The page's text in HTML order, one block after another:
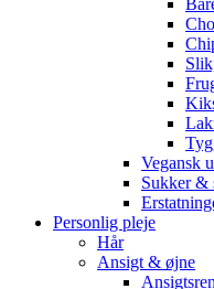
Vegansk
Sukker &
Personlig pleje
Hår
Ansigt & øjne